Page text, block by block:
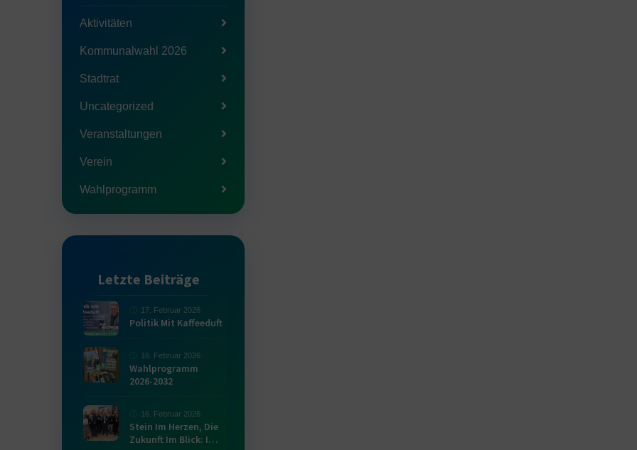
Aktivitäten
Kommunalwahl 2026
Stadtrat
Uncategorized
Veranstaltungen
Verein
Wahlprogramm
Letzte Beiträge
Politik Mit Kaffeeduft
17. Februar 2026
Wahlprogramm
2026-2032
16. Februar 2026
Stein Im Herzen, Die
Zukunft Im Blick: I…
16. Februar 2026